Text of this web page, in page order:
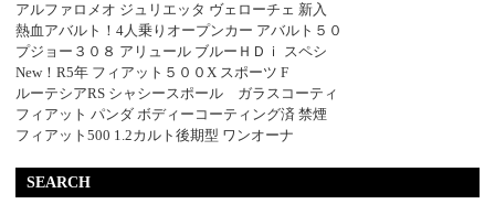
アルファロメオ ジュリエッタ ヴェローチェ 新入
熱血アバルト！4人乗りオープンカー アバルト５０
プジョー３０８ アリュール ブルーＨＤｉ スペシ
New！R5年 フィアット５００X スポーツ F
ルーテシアRS シャシースポール ガラスコーティ
フィアット パンダ ボディーコーティング済 禁煙
フィアット500 1.2カルト後期型 ワンオーナ
SEARCH